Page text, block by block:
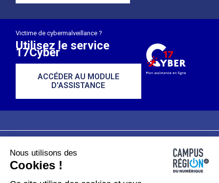
Victime de cybermalveillance ?
Utilisez le service
17Cyber
ACCÉDER AU MODULE
D'ASSISTANCE
Plan du site
Nous utilisons des
Cookies !